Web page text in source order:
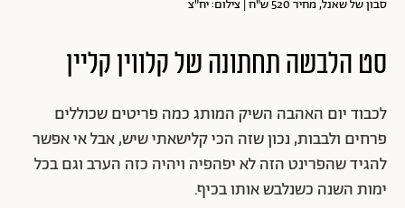
סבון של שאנל, מחיר 520 ש"ח | צילום: יח"צ
סט הלבשה תחתונה של קלווין קליין
לכבוד יום האהבה השיק המותג כמה פריטים שכוללים
פרחים ולבבות, נכון שזה הכי קלישאתי שיש, אבל אי אפשר
להגיד שהפרינט הזה לא יפהפיה ויהיה כזה הערב וגם בכל
ימות השנה כשנלבש אותו בכיף.